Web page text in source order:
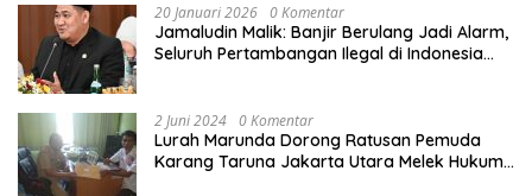
20 Januari 2026 0 Komentar
Jamaludin Malik: Banjir Berulang Jadi Alarm,
Seluruh Pertambangan Ilegal di Indonesia
2 Juni 2024 0 Komentar
Lurah Marunda Dorong Ratusan Pemuda
Karang Taruna Jakarta Utara Melek Hukum